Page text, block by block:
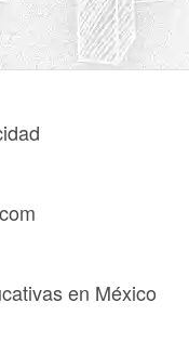
en México